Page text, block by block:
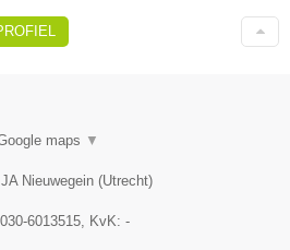
maps ▼
Nieuwegein (Utrecht)
030-6013515 , KvK: -